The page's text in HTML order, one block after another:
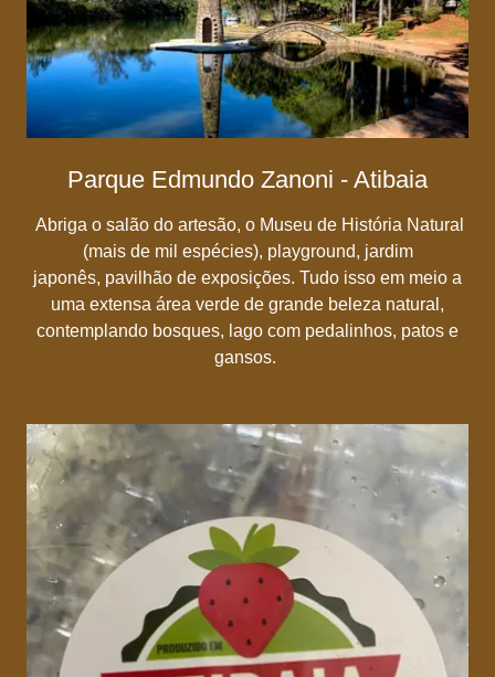
Parque Edmundo Zanoni - Atibaia
Abriga o salão do artesão, o Museu de História Natural
(mais de mil espécies), playground, jardim
japonês, pavilhão de exposições. Tudo isso em meio a
uma extensa área verde de grande beleza natural,
contemplando bosques, lago com pedalinhos, patos e
gansos.